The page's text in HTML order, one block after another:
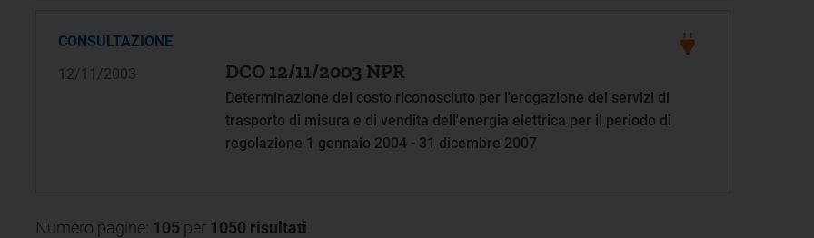
CONSULTAZIONE
12/11/2003
DCO 12/11/2003 NPR
Determinazione del costo riconosciuto per l'erogazione dei servizi di
trasporto di misura e di vendita dell'energia elettrica per il periodo di
regolazione 1 gennaio 2004 - 31 dicembre 2007
Numero pagine: 105 per 1050 risultati